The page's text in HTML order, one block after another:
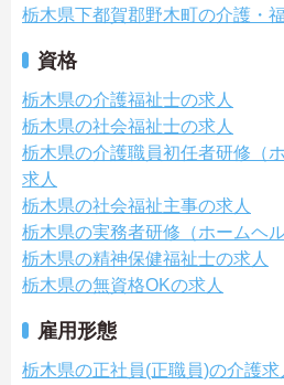
栃木県下都賀郡野木町の介護・
資格
栃木県の介護福祉士の求人
栃木県の社会福祉士の求人
栃木県の介護職員初任者研修（
求人
栃木県の社会福祉主事の求人
栃木県の実務者研修（ホームヘ
栃木県の精神保健福祉士の求人
栃木県の無資格OKの求人
雇用形態
栃木県の正社員(正職員)の介護求